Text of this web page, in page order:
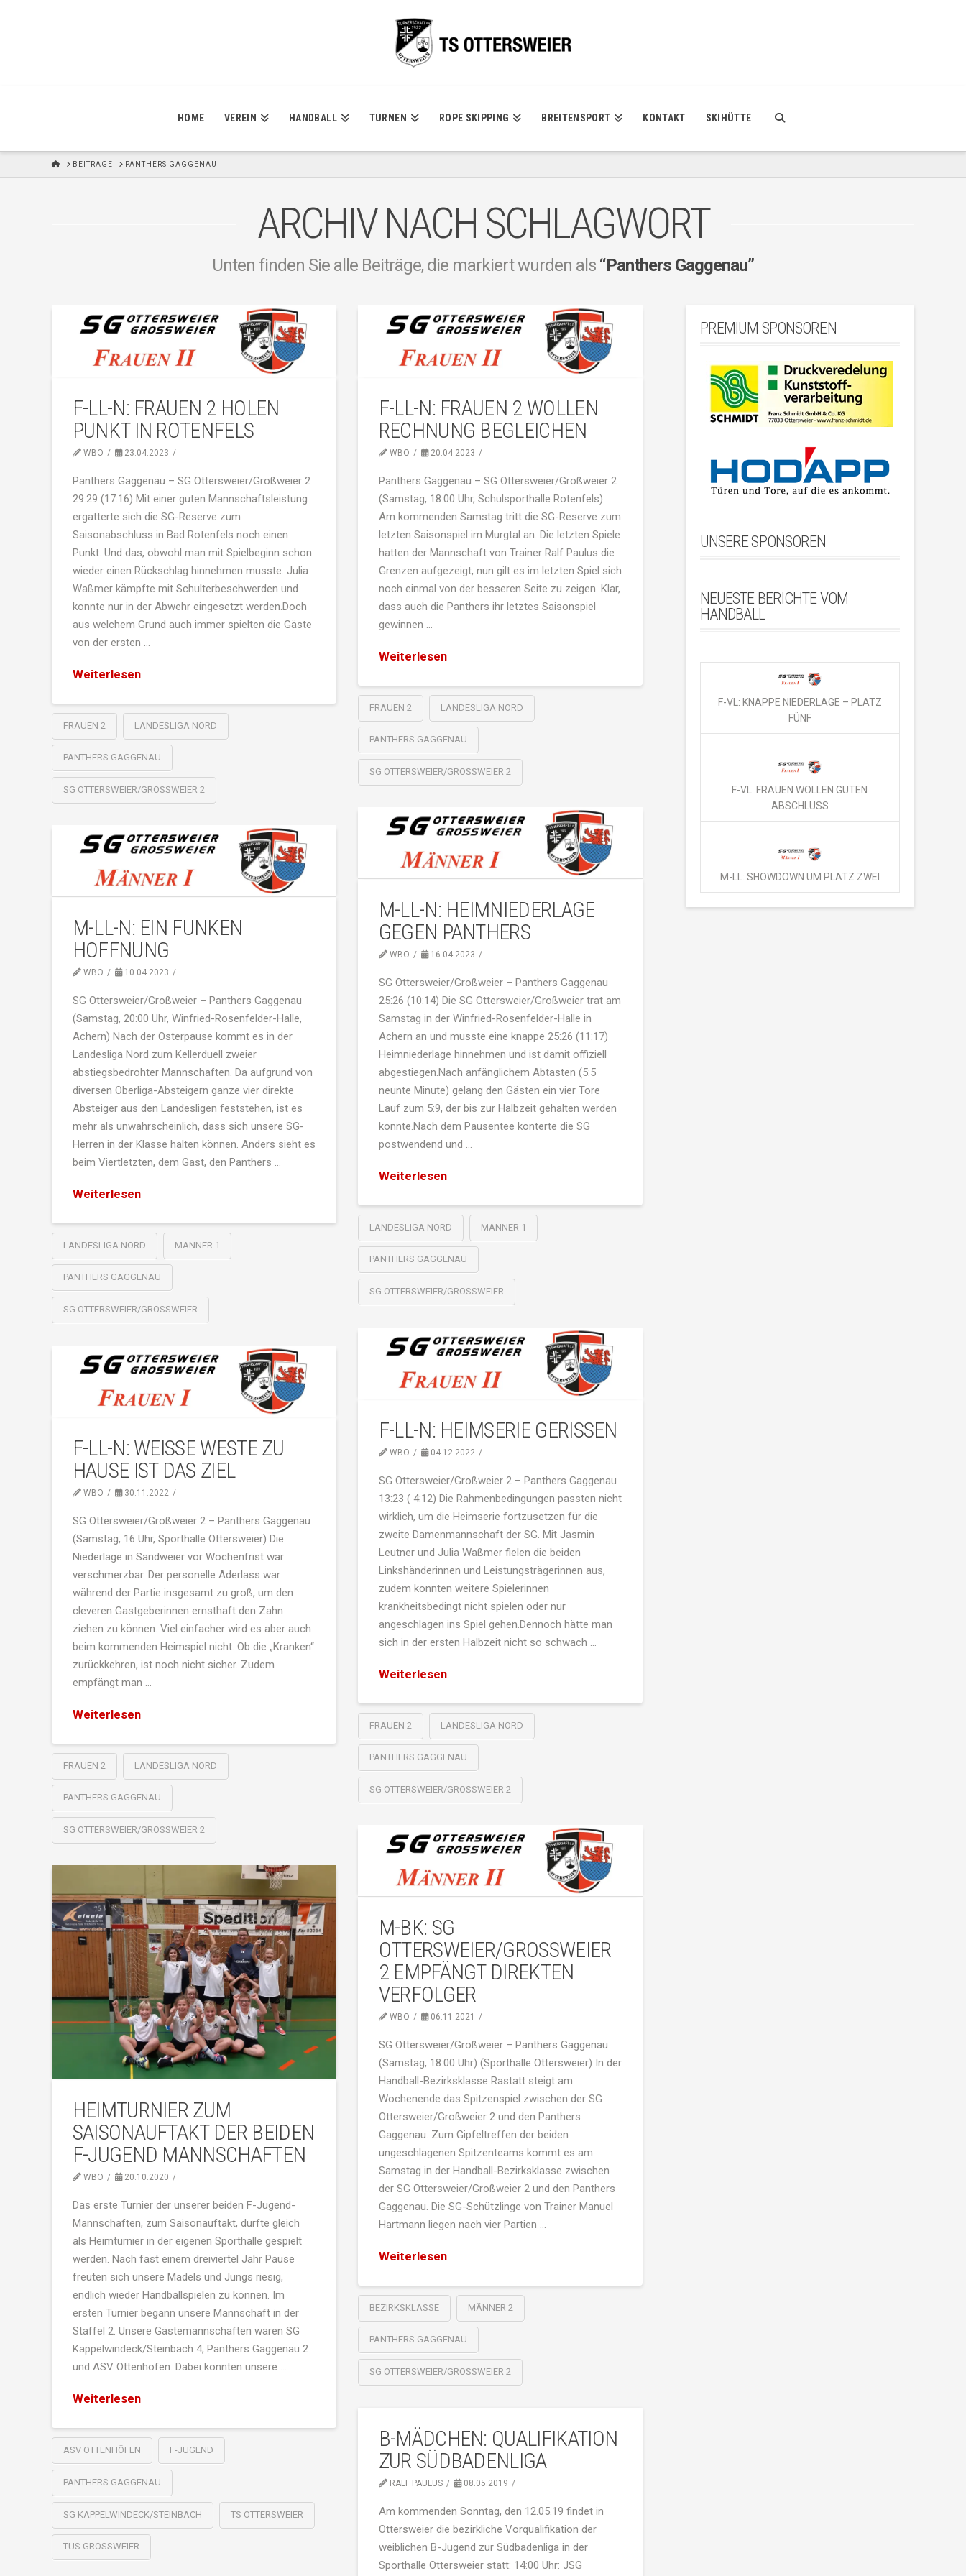
HOME VEREIN HANDBALL TURNEN ROPE SKIPPING BREITENSPORT KONTAKT SKIHÜTTE
BEITRÄGE PANTHERS GAGGENAU
ARCHIV NACH SCHLAGWORT
Unten finden Sie alle Beiträge, die markiert wurden als “Panthers Gaggenau”
F-LL-N: FRAUEN 2 HOLEN
PUNKT IN ROTENFELS
WBO 23.04.2023
Panthers Gaggenau – SG Ottersweier/Großweier 2
29:29 (17:16) Mit einer guten Mannschaftsleistung
ergatterte sich die SG-Reserve zum
Saisonabschluss in Bad Rotenfels noch einen
Punkt. Und das, obwohl man mit Spielbeginn schon
wieder einen Rückschlag hinnehmen musste. Julia
Waßmer kämpfte mit Schulterbeschwerden und
konnte nur in der Abwehr eingesetzt werden.Doch
aus welchem Grund auch immer spielten die Gäste
von der ersten …
Weiterlesen
FRAUEN 2 LANDESLIGA NORD
PANTHERS GAGGENAU
SG OTTERSWEIER/GROSSWEIER 2
F-LL-N: FRAUEN 2 WOLLEN
RECHNUNG BEGLEICHEN
WBO 20.04.2023
Panthers Gaggenau – SG Ottersweier/Großweier 2
(Samstag, 18:00 Uhr, Schulsporthalle Rotenfels)
Am kommenden Samstag tritt die SG-Reserve zum
letzten Saisonspiel im Murgtal an. Die letzten Spiele
hatten der Mannschaft von Trainer Ralf Paulus die
Grenzen aufgezeigt, nun gilt es im letzten Spiel sich
noch einmal von der besseren Seite zu zeigen. Klar,
dass auch die Panthers ihr letztes Saisonspiel
gewinnen …
Weiterlesen
FRAUEN 2 LANDESLIGA NORD
PANTHERS GAGGENAU
SG OTTERSWEIER/GROSSWEIER 2
M-LL-N: HEIMNIEDERLAGE
GEGEN PANTHERS
WBO 16.04.2023
SG Ottersweier/Großweier – Panthers Gaggenau
25:26 (10:14) Die SG Ottersweier/Großweier trat am
Samstag in der Winfried-Rosenfelder-Halle in
Achern an und musste eine knappe 25:26 (11:17)
Heimniederlage hinnehmen und ist damit offiziell
abgestiegen.Nach anfänglichem Abtasten (5:5
neunte Minute) gelang den Gästen ein vier Tore
Lauf zum 5:9, der bis zur Halbzeit gehalten werden
konnte.Nach dem Pausentee konterte die SG
postwendend und …
Weiterlesen
LANDESLIGA NORD MÄNNER 1
PANTHERS GAGGENAU
SG OTTERSWEIER/GROSSWEIER
M-LL-N: EIN FUNKEN
HOFFNUNG
WBO 10.04.2023
SG Ottersweier/Großweier – Panthers Gaggenau
(Samstag, 20:00 Uhr, Winfried-Rosenfelder-Halle,
Achern) Nach der Osterpause kommt es in der
Landesliga Nord zum Kellerduell zweier
abstiegsbedrohter Mannschaften. Da aufgrund von
diversen Oberliga-Absteigern ganze vier direkte
Absteiger aus den Landesligen feststehen, ist es
mehr als unwahrscheinlich, dass sich unsere SG-
Herren in der Klasse halten können. Anders sieht es
beim Viertletzten, dem Gast, den Panthers …
Weiterlesen
LANDESLIGA NORD MÄNNER 1
PANTHERS GAGGENAU
SG OTTERSWEIER/GROSSWEIER
F-LL-N: HEIMSERIE GERISSEN
WBO 04.12.2022
SG Ottersweier/Großweier 2 – Panthers Gaggenau
13:23 ( 4:12) Die Rahmenbedingungen passten nicht
wirklich, um die Heimserie fortzusetzen für die
zweite Damenmannschaft der SG. Mit Jasmin
Leutner und Julia Waßmer fielen die beiden
Linkshänderinnen und Leistungsträgerinnen aus,
zudem konnten weitere Spielerinnen
krankheitsbedingt nicht spielen oder nur
angeschlagen ins Spiel gehen.Dennoch hätte man
sich in der ersten Halbzeit nicht so schwach …
Weiterlesen
FRAUEN 2 LANDESLIGA NORD
PANTHERS GAGGENAU
SG OTTERSWEIER/GROSSWEIER 2
F-LL-N: WEISSE WESTE ZU H
AUSE IST DAS ZIEL
WBO 30.11.2022
SG Ottersweier/Großweier 2 – Panthers Gaggenau
(Samstag, 16 Uhr, Sporthalle Ottersweier) Die
Niederlage in Sandweier vor Wochenfrist war
verschmerzbar. Der personelle Aderlass war
während der Partie insgesamt zu groß, um den
cleveren Gastgeberinnen ernsthaft den Zahn
ziehen zu können. Viel einfacher wird es aber auch
beim kommenden Heimspiel nicht. Ob die „Kranken“
zurückkehren, ist noch nicht sicher. Zudem
empfängt man …
Weiterlesen
FRAUEN 2 LANDESLIGA NORD
PANTHERS GAGGENAU
SG OTTERSWEIER/GROSSWEIER 2
M-BK: SG
OTTERSWEIER/GROSSWEIER 2
EMPFÄNGT DIREKTEN V
ERFOLGER
WBO 06.11.2021
SG Ottersweier/Großweier – Panthers Gaggenau
(Samstag, 18:00 Uhr) (Sporthalle Ottersweier) In der
Handball-Bezirksklasse Rastatt steigt am
Wochenende das Spitzenspiel zwischen der SG
Ottersweier/Großweier 2 und den Panthers
Gaggenau. Zum Gipfeltreffen der beiden
ungeschlagenen Spitzenteams kommt es am
Samstag in der Handball-Bezirksklasse zwischen
der SG Ottersweier/Großweier 2 und den Panthers
Gaggenau. Die SG-Schützlinge von Trainer Manuel
Hartmann liegen nach vier Partien …
Weiterlesen
BEZIRKSKLASSE MÄNNER 2
PANTHERS GAGGENAU
SG OTTERSWEIER/GROSSWEIER 2
HEIMTURNIER ZUM
SAISONAUFTAKT DER BEIDEN
F-JUGEND MANNSCHAFTEN
WBO 20.10.2020
Das erste Turnier der unserer beiden F-Jugend-
Mannschaften, zum Saisonauftakt, durfte gleich
als Heimturnier in der eigenen Sporthalle gespielt
werden. Nach fast einem dreiviertel Jahr Pause
freuten sich unsere Mädels und Jungs riesig,
endlich wieder Handballspielen zu können. Im
ersten Turnier begann unsere Mannschaft in der
Staffel 2. Unsere Gästemannschaften waren SG
Kappelwindeck/Steinbach 4, Panthers Gaggenau 2
und ASV Ottenhöfen. Dabei konnten unsere …
Weiterlesen
ASV OTTENHÖFEN F-JUGEND
PANTHERS GAGGENAU
SG KAPPELWINDECK/STEINBACH TS OTTERSWEIER
TUS GROSSWEIER
B-MÄDCHEN: QUALIFIKATION
ZUR SÜDBADENLIGA
RALF PAULUS 08.05.2019
Am kommenden Sonntag, den 12.05.19 findet in
Ottersweier die bezirkliche Vorqualifikation der
weiblichen B-Jugend zur Südbadenliga in der
Sporthalle Ottersweier statt: 14:00 Uhr: JSG
PREMIUM SPONSOREN
UNSERE SPONSOREN
NEUESTE BERICHTE VOM
HANDBALL
F-VL: KNAPPE NIEDERLAGE – PLATZ
FÜNF
F-VL: FRAUEN WOLLEN GUTEN
ABSCHLUSS
M-LL: SHOWDOWN UM PLATZ ZWEI